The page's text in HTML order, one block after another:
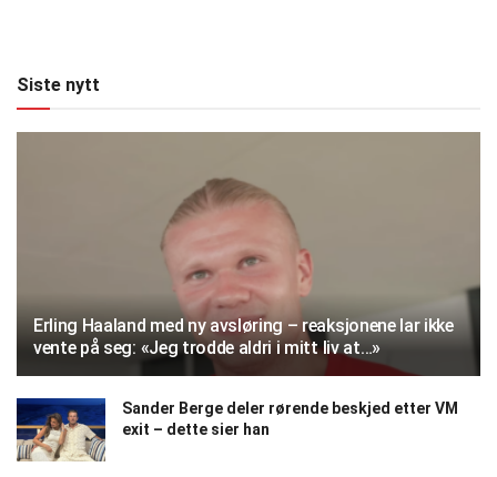
Siste nytt
Erling Haaland med ny avsløring – reaksjonene lar ikke
vente på seg: «Jeg trodde aldri i mitt liv at…»
Sander Berge deler rørende beskjed etter VM
exit – dette sier han